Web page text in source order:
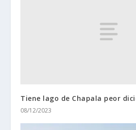
Tiene lago de Chapala peor
08/12/2023